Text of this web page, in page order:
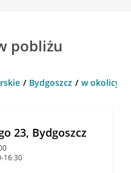
pobliżu
Bydgoszcz w okolicy
23, Bydgoszcz
16:30